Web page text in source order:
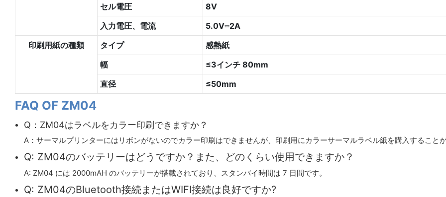
セル電圧
8V
入力電圧、電流
5.0V⎓2A
印刷用紙の種類
タイプ
感熱紙
幅
≤3インチ 80mm
直径
≤50mm
FAQ OF ZM04
Q：ZM04はラベルをカラー印刷できますか？
A：サーマルプリンターにはリボンがないのでカラー印刷はできませんが、印刷用にカラーサーマルラベル紙を購入することが
Q: ZM04のバッテリーはどうですか？また、どのくらい使用できますか？
A: ZM04 には 2000mAH のバッテリーが搭載されており、スタンバイ時間は 7 日間です。
Q: ZM04のBluetooth接続またはWIFI接続は良好ですか?